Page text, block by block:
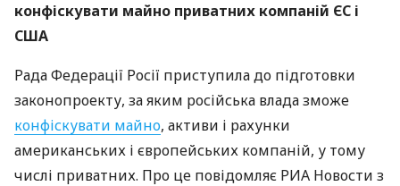
конфіскувати майно приватних компаній ЄС і
США
Рада Федерації Росії приступила до підготовки
законопроекту, за яким російська влада зможе
конфіскувати майно, активи і рахунки
американських і європейських компаній, у тому
числі приватних. Про це повідомляє РИА Новости з